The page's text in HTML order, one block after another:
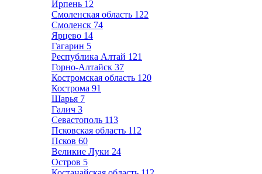
Ирпень 12
Смоленская область 122
Смоленск 74
Ярцево 14
Гагарин 5
Республика Алтай 121
Горно-Алтайск 37
Костромская область 120
Кострома 91
Шарья 7
Галич 3
Севастополь 113
Псковская область 112
Псков 60
Великие Луки 24
Остров 5